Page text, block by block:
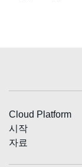
Cloud Platform
시작
자료